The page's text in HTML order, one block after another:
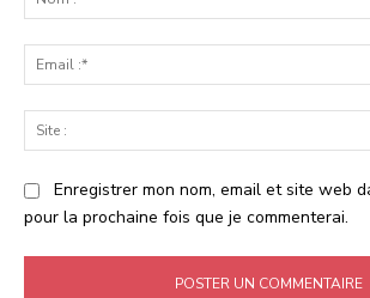
Enregistrer mon nom, email et site web
pour la prochaine fois que je commenterai.